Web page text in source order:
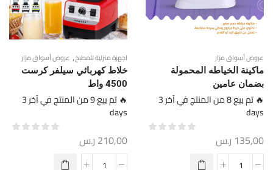
عروض أسواق مزار
ماكينة الخياطه المحمولة
بضمان عامين
🔥 تم بيع 8 من المنتج في آخر 3
days
135,00 ر.س
اجهزة منزلية للمطبخ, عروض أسواق مزار
خلاط كهربائي سيلفر كرست
4500 واط
🔥 تم بيع 9 من المنتج في آخر 3
days
210,00 ر.س